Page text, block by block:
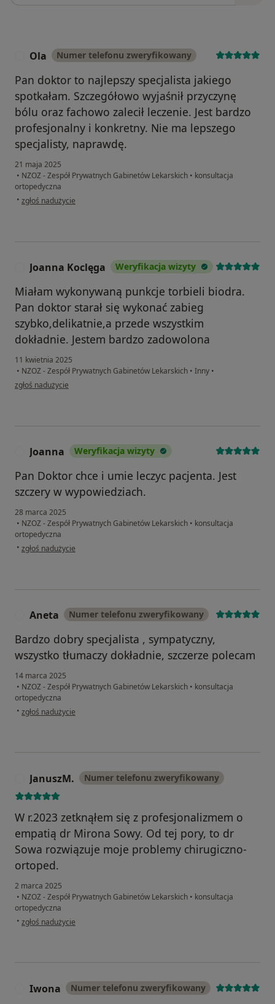
Ola Numer telefonu zweryfikowany
Pan doktor to najlepszy specjalista jakiego
spotkałam. Szczegółowo wyjaśnił przyczynę
bólu oraz fachowo zalecił leczenie. Jest bardzo
profesjonalny i konkretny. Nie ma lepszego
specjalisty, naprawdę.
21 maja 2025
• NZOZ - Zespół Prywatnych Gabinetów Lekarskich • konsultacja
ortopedyczna
• w opinii użytkownika Ola
zgłoś nadużycie
Joanna Koclęga Weryfikacja wizyty
Miałam wykonywaną punkcje torbieli biodra.
Pan doktor starał się wykonać zabieg
szybko,delikatnie,a przede wszystkim
dokładnie. Jestem bardzo zadowolona
11 kwietnia 2025
• NZOZ - Zespół Prywatnych Gabinetów Lekarskich • Inny •
w opinii użytkownika Joanna Koclęga
zgłoś nadużycie
Joanna Weryfikacja wizyty
Pan Doktor chce i umie leczyc pacjenta. Jest
szczery w wypowiedziach.
28 marca 2025
• NZOZ - Zespół Prywatnych Gabinetów Lekarskich • konsultacja
ortopedyczna
• w opinii użytkownika Joanna
zgłoś nadużycie
Aneta Numer telefonu zweryfikowany
Bardzo dobry specjalista , sympatyczny,
wszystko tłumaczy dokładnie, szczerze polecam
14 marca 2025
• NZOZ - Zespół Prywatnych Gabinetów Lekarskich • konsultacja
ortopedyczna
• w opinii użytkownika Aneta
zgłoś nadużycie
JanuszM. Numer telefonu zweryfikowany
W r.2023 zetknąłem się z profesjonalizmem o
empatią dr Mirona Sowy. Od tej pory, to dr
Sowa rozwiązuje moje problemy chirugiczno-
ortoped.
2 marca 2025
• NZOZ - Zespół Prywatnych Gabinetów Lekarskich • konsultacja
ortopedyczna
• w opinii użytkownika JanuszM.
zgłoś nadużycie
Iwona Numer telefonu zweryfikowany